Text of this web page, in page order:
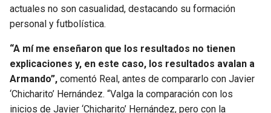
actuales no son casualidad, destacando su formación
personal y futbolística.
“A mí me enseñaron que los resultados no tienen
explicaciones y, en este caso, los resultados avalan a
Armando”, comentó Real, antes de compararlo con Javier
‘Chicharito’ Hernández. “Valga la comparación con los
inicios de Javier ‘Chicharito’ Hernández, pero con la